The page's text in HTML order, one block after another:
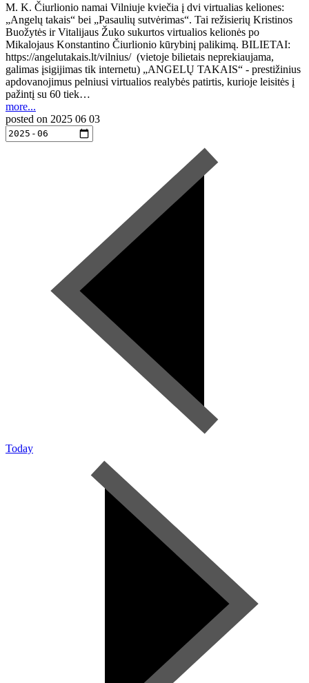
M. K. Čiurlionio namai Vilniuje kviečia į dvi virtualias keliones:
„Angelų takais“ bei „Pasaulių sutvėrimas“. Tai režisierių Kristinos
Buožytės ir Vitalijaus Žuko sukurtos virtualios kelionės po
Mikalojaus Konstantino Čiurlionio kūrybinį palikimą. BILIETAI:
https://angelutakais.lt/vilnius/ (vietoje bilietais neprekiaujama,
galimas įsigijimas tik internetu) „ANGELŲ TAKAIS“ - prestižinius
apdovanojimus pelniusi virtualios realybės patirtis, kurioje leisitės į
pažintį su 60 tiek…
more...
posted on 2025 06 03
Today